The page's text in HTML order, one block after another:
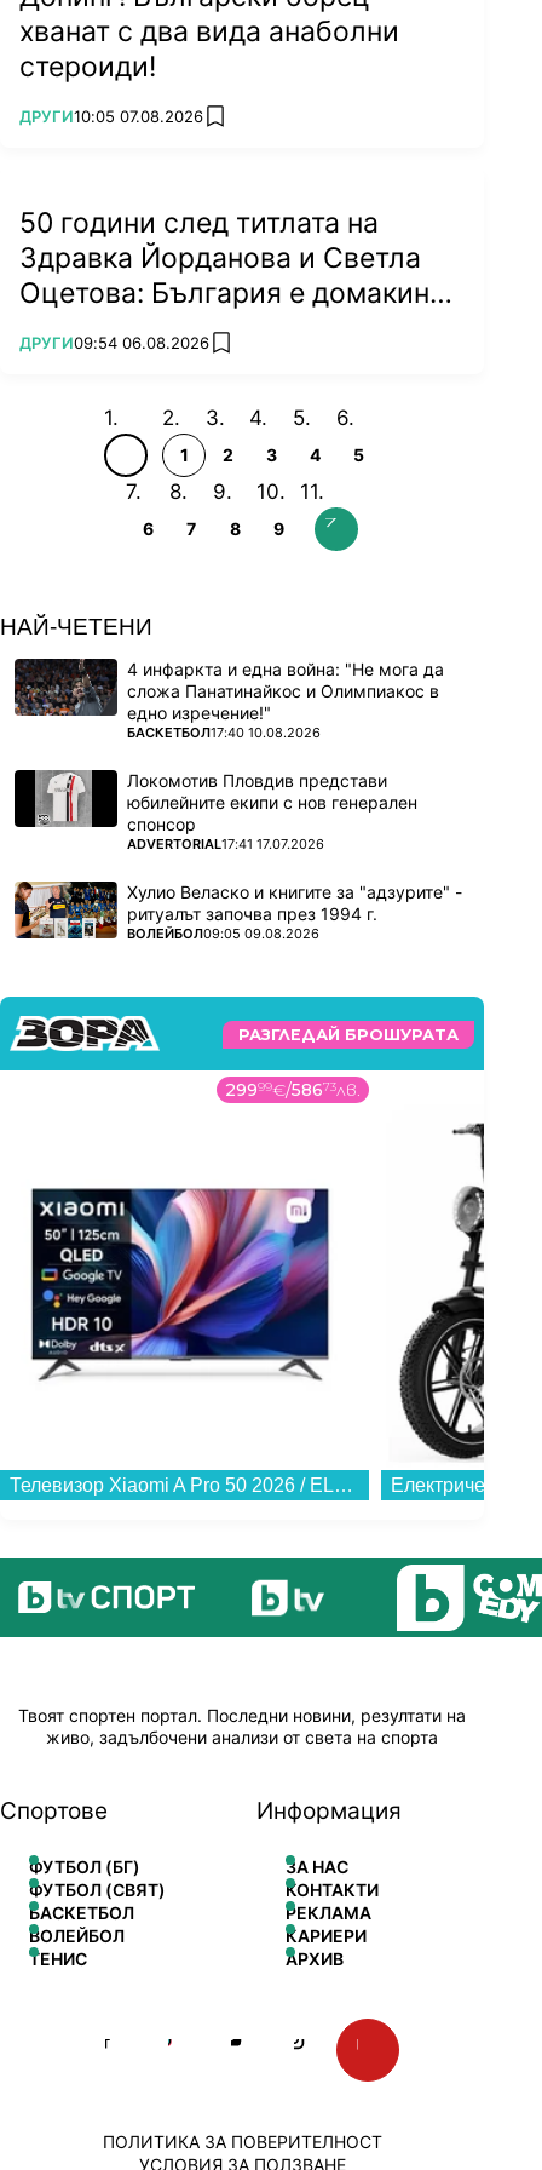
Във френската столица щангистът Карлос
Насар продължи доминацията си, шампиони
станаха още борците Семен Новиков и
Магомед Рамазанов. Боряна Калейн стана
и таекуондистката Кимия Ализаде се окичиха
с бронзови отличия.
в лицето на Тихомир Иванов във високия
спортната гимнастика - това на Валентина
Георгиева на прескок.
В Париж не мина без скандали. Половата
идентичност на шампионките в бокса Имане
Хелиф и Лин Ю Тин беше поставена под
въпрос.
„Златен шлем“, след като завоюва липсващата
му олимпийска титла.
Снимка: Reuters
Август
Лятото не приключи без едно последно
гюлетласкачът Ружди Ружди прибави медал
хванат с два вида анаболни
стероиди!
ПОВЕЧЕ ОТ
ДРУГИ10:05 07.08.2026 add favorites
50 години след титлата на
Здравка Йорданова и Светла
Оцетова: България е домакин
ПОВЕЧЕ ОТ
ДРУГИ09:54 06.08.2026 add favorites
1 2 3 4 5
6 7 8 9
НАЙ-ЧЕТЕНИ
4 инфаркта и една война: "Не мога да
сложа Панатинайкос и Олимпиакос в
едно изречение!"
ПОВЕЧЕ ОТ
БАСКЕТБОЛ17:40 10.08.2026
Локомотив Пловдив представи
юбилейните екипи с нов генерален
спонсор
ПОВЕЧЕ ОТ
ADVERTORIAL17:41 17.07.2026
Хулио Веласко и книгите за "адзурите" -
ритуалът започва през 1994 г.
ПОВЕЧЕ ОТ
ВОЛЕЙБОЛ09:05 09.08.2026
РАЗГЛЕДАЙ БРОШУРАТА
29999€/58673лв.
Телевизор Xiaomi A Pro 50 2026 / ELA6088EU , 125 см, 3840x2160 UHD-4K , 50 inch, Android , QLED ...
Твоят спортен портал. Последни новини, резултати на
живо, задълбочени анализи от света на спорта
Спортове
ФУТБОЛ (БГ)
ФУТБОЛ (СВЯТ)
БАСКЕТБОЛ
ВОЛЕЙБОЛ
ТЕНИС
Информация
ЗА НАС
КОНТАКТИ
РЕКЛАМА
КАРИЕРИ
АРХИВ
ПОЛИТИКА ЗА ПОВЕРИТЕЛНОСТ
УСЛОВИЯ ЗА ПОЛЗВАНЕ